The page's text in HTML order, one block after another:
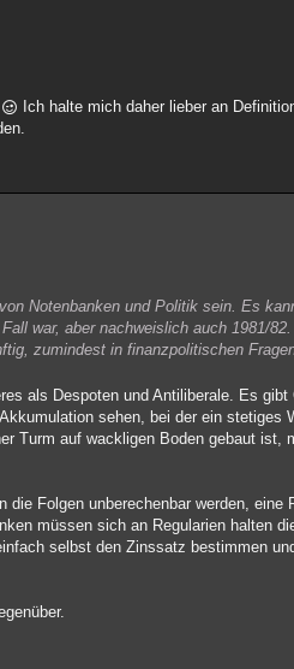
Ich halte mich daher lieber an
Notenbanken und Politik sein. Es
war, aber nachweislich auch 1981/82.
zumindest in finanzpolitischen
als Despoten und Antiliberale. Es
sehen, bei der ein
Turm auf wackligen Boden gebaut ist,
Folgen unberechenbar werden,
müssen sich an Regularien halten
selbst den Zinssatz bestimmen